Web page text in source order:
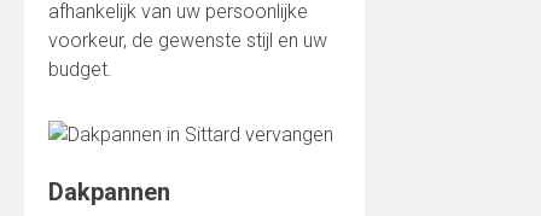
afhankelijk van uw persoonlijke
voorkeur, de gewenste stijl en uw
budget.
Dakpannen